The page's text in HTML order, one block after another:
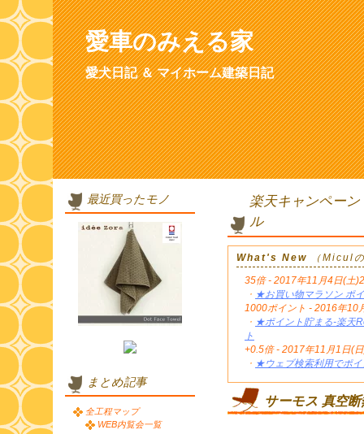
愛車のみえる家
愛犬日記 ＆ マイホーム建築日記
楽天キャンペー
ル
What's New （Micul
35倍 - 2017年11月4日(土
・ ★お買い物マラソン ポ
1000ポイント - 2016年10
・ ★ポイント貯まる-楽天
ト
+0.5倍 - 2017年11月1日(
・ ★ウェブ検索利用でポ
サーモス 真空
最近買ったモノ
まとめ記事
全工程マップ
WEB内覧会一覧